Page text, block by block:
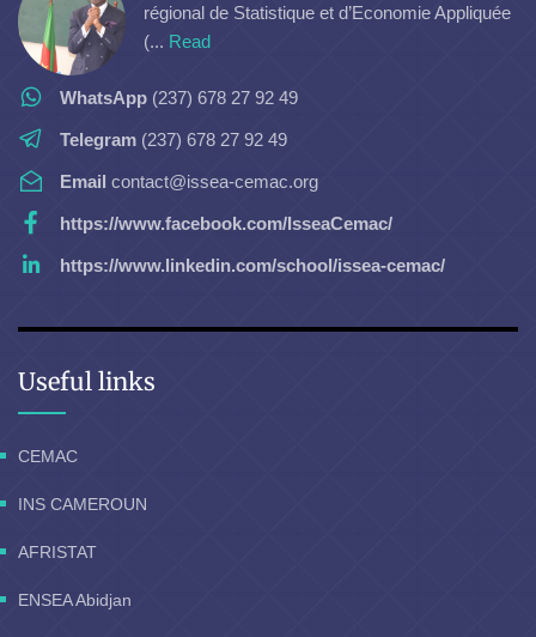
régional de Statistique et d’Economie Appliquée
(... Read
WhatsApp (237) 678 27 92 49
Telegram (237) 678 27 92 49
Email contact@issea-cemac.org
https://www.facebook.com/IsseaCemac/
https://www.linkedin.com/school/issea-cemac/
Useful links
CEMAC
INS CAMEROUN
AFRISTAT
ENSEA Abidjan